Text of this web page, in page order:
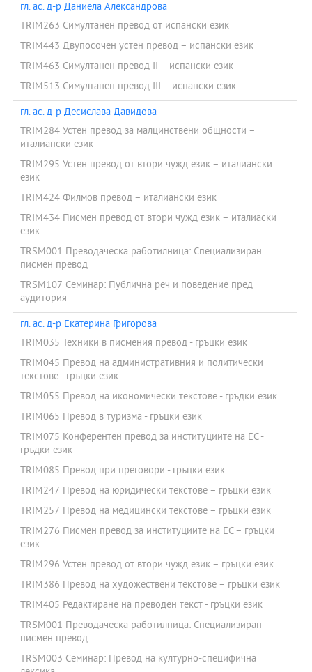
гл. ас. д-р Даниела Александрова
TRIM263 Симултанен превод от испански език
TRIM443 Двупосочен устен превод – испански език
TRIM463 Симултанен превод II – испански език
TRIM513 Симултанен превод III – испански език
гл. ас. д-р Десислава Давидова
TRIM284 Устен превод за малцинствени общности –
италиански език
TRIM295 Устен превод от втори чужд език – италиански
език
TRIM424 Филмов превод – италиански език
TRIM434 Писмен превод от втори чужд език – италиаски
език
TRSM001 Преводаческа работилница: Специализиран
писмен превод
TRSM107 Семинар: Публична реч и поведение пред
аудитория
гл. ас. д-р Екатерина Григорова
TRIM035 Техники в писмения превод - гръцки език
TRIM045 Превод на административния и политически
текстове - гръцки език
TRIM055 Превод на икономически текстове - гръдки език
TRIM065 Превод в туризма - гръцки език
TRIM075 Конферентен превод за институциите на ЕС -
гръдки език
TRIM085 Превод при преговори - гръцки език
TRIM247 Превод на юридически текстове – гръцки език
TRIM257 Превод на медицински текстове – гръцки език
TRIM276 Писмен превод за институциите на ЕС – гръцки
език
TRIM296 Устен превод от втори чужд език – гръцки език
TRIM386 Превод на художествени текстове – гръцки език
TRIM405 Редактиране на преводен текст - гръцки език
TRSM001 Преводаческа работилница: Специализиран
писмен превод
TRSM003 Семинар: Превод на културно-специфична